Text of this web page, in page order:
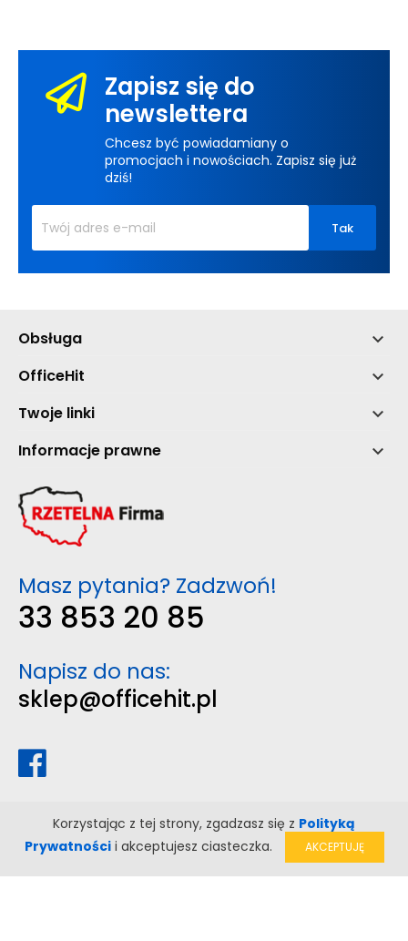
Zapisz się do
newslettera
Chcesz być powiadamiany o
promocjach i nowościach. Zapisz się już
dziś!
Obsługa 
OfficeHit 
Twoje linki 
Informacje prawne 
Masz pytania? Zadzwoń!
33 853 20 85
Napisz do nas:
sklep@officehit.pl
Korzystając z tej strony, zgadzasz się z Polityką
Prywatnościi akceptujesz ciasteczka. AKCEPTUJĘ